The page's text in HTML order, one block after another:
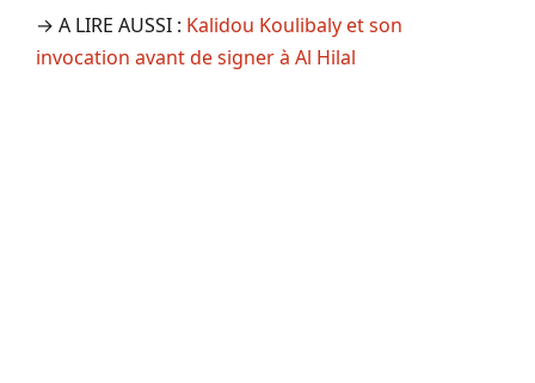
→ A LIRE AUSSI : Kalidou Koulibaly et son
invocation avant de signer à Al Hilal